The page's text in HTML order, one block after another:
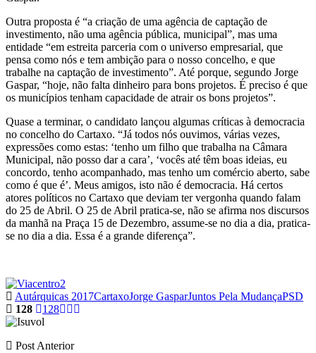
Outra proposta é “a criação de uma agência de captação de
investimento, não uma agência pública, municipal”, mas uma
entidade “em estreita parceria com o universo empresarial, que
pensa como nós e tem ambição para o nosso concelho, e que
trabalhe na captação de investimento”. Até porque, segundo Jorge
Gaspar, “hoje, não falta dinheiro para bons projetos. É preciso é que
os municípios tenham capacidade de atrair os bons projetos”.
Quase a terminar, o candidato lançou algumas críticas à democracia
no concelho do Cartaxo. “Já todos nós ouvimos, várias vezes,
expressões como estas: ‘tenho um filho que trabalha na Câmara
Municipal, não posso dar a cara’, ‘vocês até têm boas ideias, eu
concordo, tenho acompanhado, mas tenho um comércio aberto, sabe
como é que é’. Meus amigos, isto não é democracia. Há certos
atores políticos no Cartaxo que deviam ter vergonha quando falam
do 25 de Abril. O 25 de Abril pratica-se, não se afirma nos discursos
da manhã na Praça 15 de Dezembro, assume-se no dia a dia, pratica-
se no dia a dia. Essa é a grande diferença”.
Autárquicas 2017CartaxoJorge GasparJuntos Pela MudançaPSD
128
128
Post Anterior